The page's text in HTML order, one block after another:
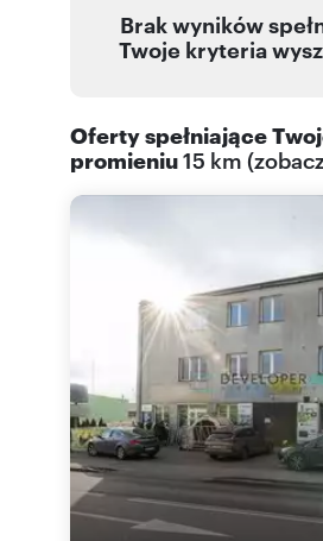
Brak wyników
Twoje kryteria
Oferty spełniające
promieniu15 km (